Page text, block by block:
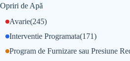
Opriri de Apă
Avarie(245)
Interventie Programata(171)
Program de Furnizare sau Presiune